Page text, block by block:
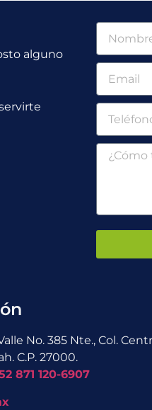
alguno
No. 385 Nte., Col.
C.P. 27000.
871 120-6907